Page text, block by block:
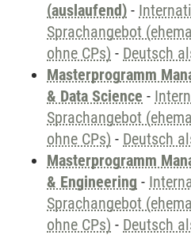
(auslaufend) -
Sprachangebot
ohne CPs) - Deutsch
Masterprogramm
& Data Science -
Sprachangebot
ohne CPs) - Deutsch
Masterprogramm
& Engineering -
Sprachangebot
ohne CPs) - Deutsch